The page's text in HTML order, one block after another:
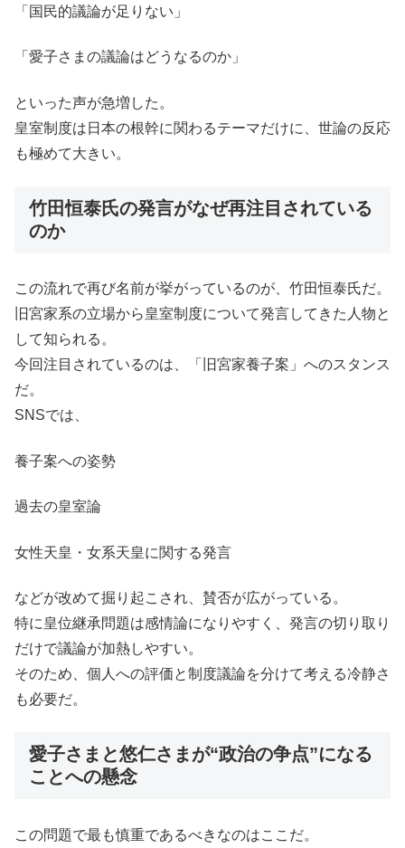
「国民的議論が足りない」
「愛子さまの議論はどうなるのか」
といった声が急増した。
皇室制度は日本の根幹に関わるテーマだけに、世論の反応
も極めて大きい。
竹田恒泰氏の発言がなぜ再注目されている
のか
この流れで再び名前が挙がっているのが、竹田恒泰氏だ。
旧宮家系の立場から皇室制度について発言してきた人物と
して知られる。
今回注目されているのは、「旧宮家養子案」へのスタンス
だ。
SNSでは、
養子案への姿勢
過去の皇室論
女性天皇・女系天皇に関する発言
などが改めて掘り起こされ、賛否が広がっている。
特に皇位継承問題は感情論になりやすく、発言の切り取り
だけで議論が加熱しやすい。
そのため、個人への評価と制度議論を分けて考える冷静さ
も必要だ。
愛子さまと悠仁さまが“政治の争点”になる
ことへの懸念
この問題で最も慎重であるべきなのはここだ。